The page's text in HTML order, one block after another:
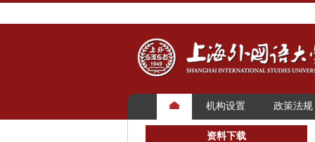
机构设置 政策法规
资料下载